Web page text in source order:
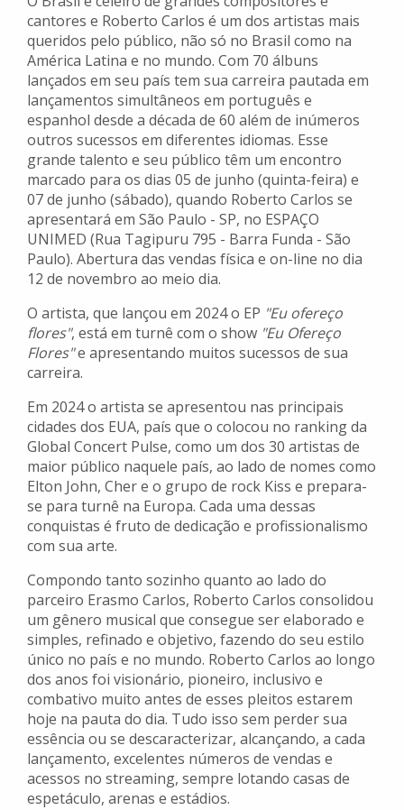
cantores e Roberto Carlos é um dos artistas mais
queridos pelo público, não só no Brasil como na
América Latina e no mundo. Com 70 álbuns
lançados em seu país tem sua carreira pautada em
lançamentos simultâneos em português e
espanhol desde a década de 60 além de inúmeros
outros sucessos em diferentes idiomas. Esse
grande talento e seu público têm um encontro
marcado para os dias 05 de junho (quinta-feira) e
07 de junho (sábado), quando Roberto Carlos se
apresentará em São Paulo - SP, no ESPAÇO
UNIMED (Rua Tagipuru 795 - Barra Funda - São
Paulo). Abertura das vendas física e on-line no dia
12 de novembro ao meio dia.
O artista, que lançou em 2024 o EP "Eu ofereço
flores", está em turnê com o show "Eu Ofereço
Flores"e apresentando muitos sucessos de sua
carreira.
Em 2024 o artista se apresentou nas principais
cidades dos EUA, país que o colocou no ranking da
Global Concert Pulse, como um dos 30 artistas de
maior público naquele país, ao lado de nomes como
Elton John, Cher e o grupo de rock Kiss e prepara-
se para turnê na Europa. Cada uma dessas
conquistas é fruto de dedicação e profissionalismo
com sua arte.
Compondo tanto sozinho quanto ao lado do
parceiro Erasmo Carlos, Roberto Carlos consolidou
um gênero musical que consegue ser elaborado e
simples, refinado e objetivo, fazendo do seu estilo
único no país e no mundo. Roberto Carlos ao longo
dos anos foi visionário, pioneiro, inclusivo e
combativo muito antes de esses pleitos estarem
hoje na pauta do dia. Tudo isso sem perder sua
essência ou se descaracterizar, alcançando, a cada
lançamento, excelentes números de vendas e
acessos no streaming, sempre lotando casas de
espetáculo, arenas e estádios.